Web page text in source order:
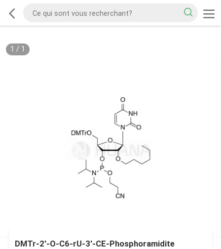
1 / 1
DMTr-2'-O-C6-rU-3'-CE-Phosphoramidite